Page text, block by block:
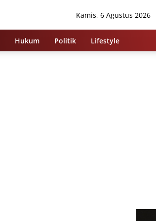
Kamis, 6 Agustus 2026
Hukum Politik Lifestyle